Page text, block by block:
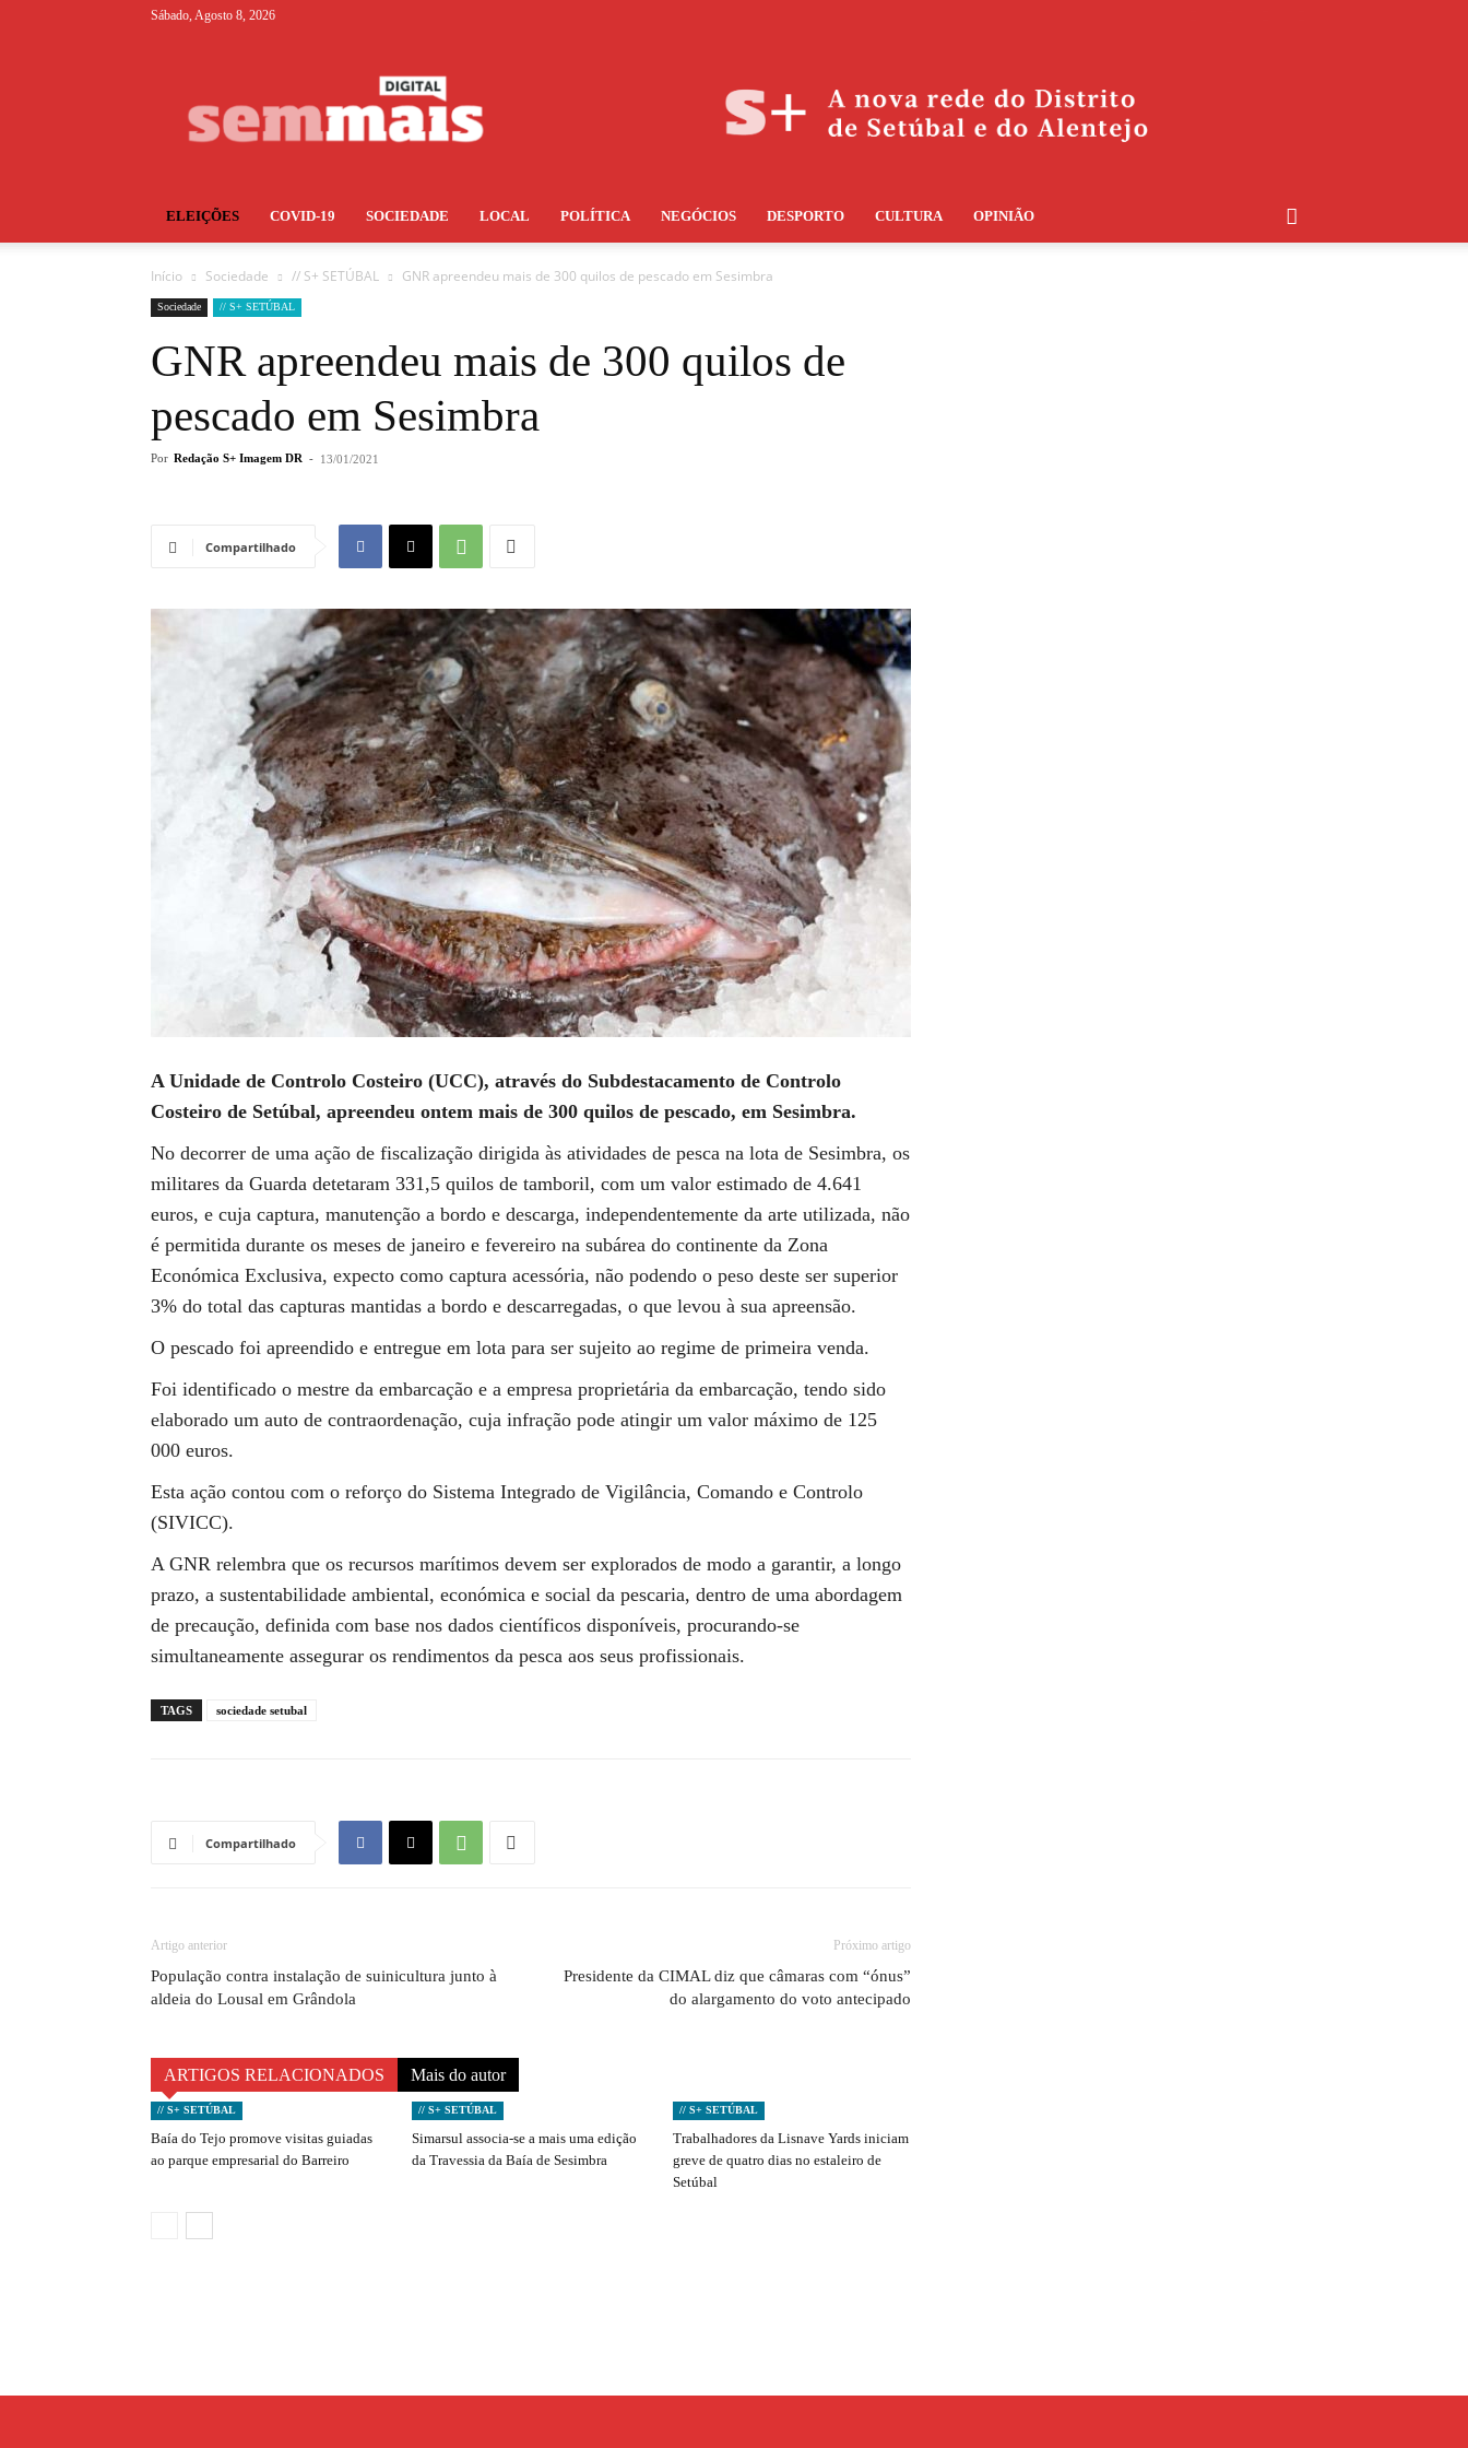
Sábado, Agosto 8, 2026
ELEIÇÕES COVID-19 SOCIEDADE LOCAL POLÍTICA NEGÓCIOS DESPORTO CULTURA OPINIÃO
Início Sociedade // S+ SETÚBAL GNR apreendeu mais de 300 quilos de pescado em Sesimbra
Sociedade // S+ SETÚBAL
GNR apreendeu mais de 300 quilos de
pescado em Sesimbra
Por Redação S+ Imagem DR - 13/01/2021
Compartilhado
A Unidade de Controlo Costeiro (UCC), através do Subdestacamento de Controlo
Costeiro de Setúbal, apreendeu ontem mais de 300 quilos de pescado, em Sesimbra.
No decorrer de uma ação de fiscalização dirigida às atividades de pesca na lota de Sesimbra, os
militares da Guarda detetaram 331,5 quilos de tamboril, com um valor estimado de 4.641
euros, e cuja captura, manutenção a bordo e descarga, independentemente da arte utilizada, não
é permitida durante os meses de janeiro e fevereiro na subárea do continente da Zona
Económica Exclusiva, expecto como captura acessória, não podendo o peso deste ser superior
3% do total das capturas mantidas a bordo e descarregadas, o que levou à sua apreensão.
O pescado foi apreendido e entregue em lota para ser sujeito ao regime de primeira venda.
Foi identificado o mestre da embarcação e a empresa proprietária da embarcação, tendo sido
elaborado um auto de contraordenação, cuja infração pode atingir um valor máximo de 125
000 euros.
Esta ação contou com o reforço do Sistema Integrado de Vigilância, Comando e Controlo
(SIVICC).
A GNR relembra que os recursos marítimos devem ser explorados de modo a garantir, a longo
prazo, a sustentabilidade ambiental, económica e social da pescaria, dentro de uma abordagem
de precaução, definida com base nos dados científicos disponíveis, procurando-se
simultaneamente assegurar os rendimentos da pesca aos seus profissionais.
TAGS sociedade setubal
Compartilhado
Artigo anterior
População contra instalação de suinicultura junto à
aldeia do Lousal em Grândola
Próximo artigo
Presidente da CIMAL diz que câmaras com “ónus”
do alargamento do voto antecipado
ARTIGOS RELACIONADOS Mais do autor
// S+ SETÚBAL
Baía do Tejo promove visitas guiadas
ao parque empresarial do Barreiro
// S+ SETÚBAL
Simarsul associa-se a mais uma edição
da Travessia da Baía de Sesimbra
// S+ SETÚBAL
Trabalhadores da Lisnave Yards iniciam
greve de quatro dias no estaleiro de
Setúbal